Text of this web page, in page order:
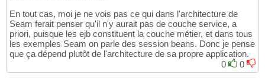
En tout cas, moi je ne vois pas ce qui dans l'architecture de
Seam ferait penser qu'il n'y aurait pas de couche service, a
priori, puisque les ejb constituent la couche métier, et dans tous
les exemples Seam on parle des session beans. Donc je pense
que ça dépend plutôt de l'architecture de sa propre application.
0
0